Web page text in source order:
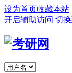
设为首页收藏本站
开启辅助访问 切